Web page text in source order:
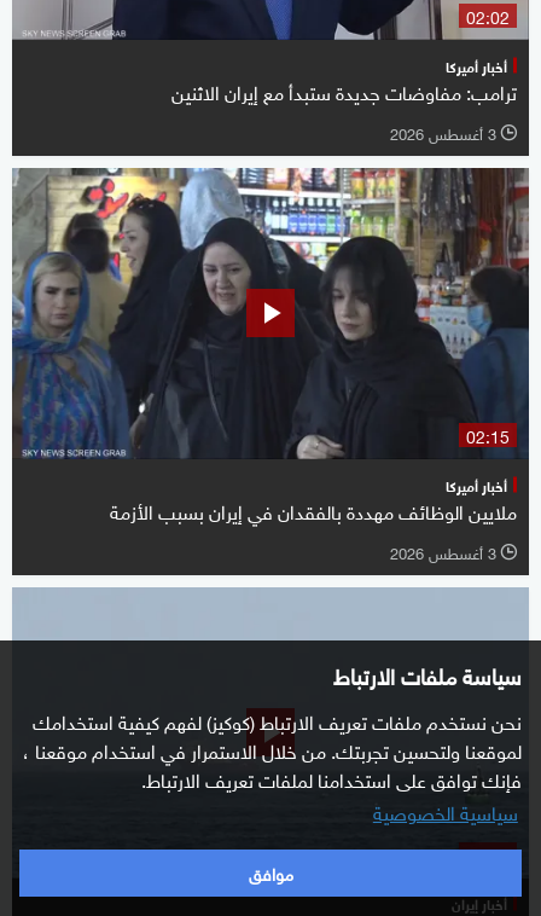
سياسة ملفات الارتباط
نحن نستخدم ملفات تعريف الارتباط (كوكيز) لفهم كيفية استخدامك
لموقعنا ولتحسين تجربتك. من خلال الاستمرار في استخدام موقعنا ،
فإنك توافق على استخدامنا لملفات تعريف الارتباط.
سياسية الخصوصية
موافق
02:02
أخبار أميركا
ترامب: مفاوضات جديدة ستبدأ مع إيران الاثنين
l 3 أغسطس 2026
02:15
أخبار أميركا
ملايين الوظائف مهددة بالفقدان في إيران بسبب الأزمة
l 3 أغسطس 2026
00:55
أخبار إيران